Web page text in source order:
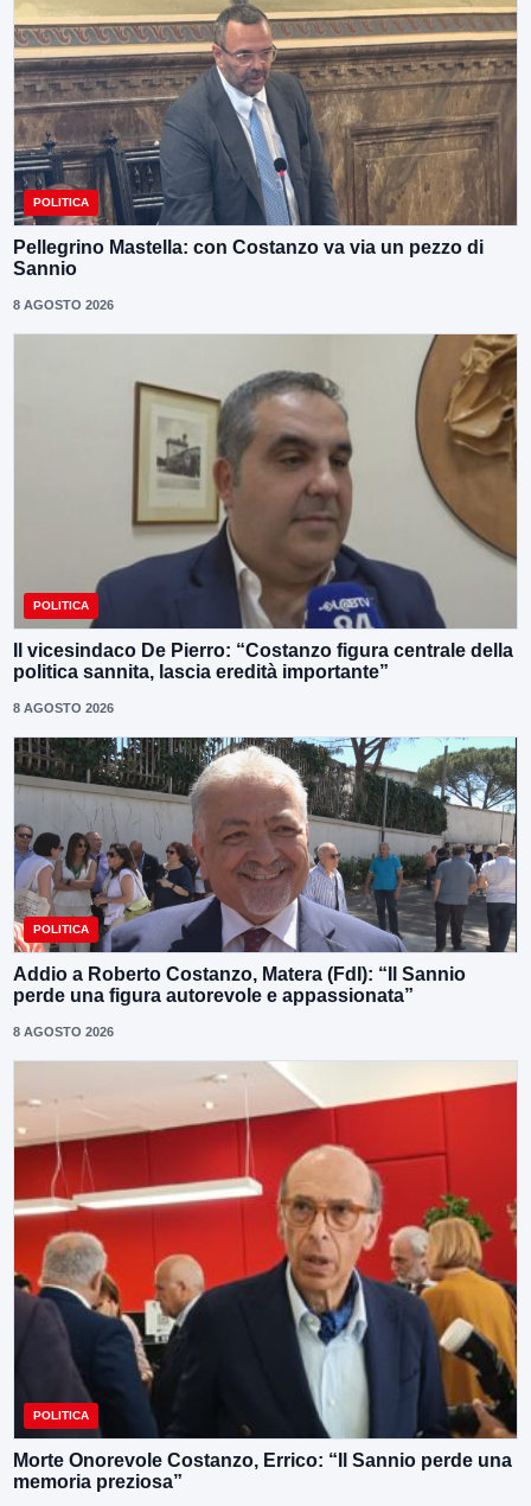
POLITICA
Pellegrino Mastella: con Costanzo va via un pezzo di
Sannio
8 AGOSTO 2026
POLITICA
Il vicesindaco De Pierro: “Costanzo figura centrale della
politica sannita, lascia eredità importante”
8 AGOSTO 2026
POLITICA
Addio a Roberto Costanzo, Matera (FdI): “Il Sannio
perde una figura autorevole e appassionata”
8 AGOSTO 2026
POLITICA
Morte Onorevole Costanzo, Errico: “Il Sannio perde una
memoria preziosa”